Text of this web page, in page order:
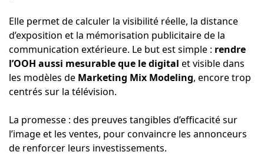
Elle permet de calculer la visibilité réelle, la distance
d’exposition et la mémorisation publicitaire de la
communication extérieure. Le but est simple : rendre
l’OOH aussi mesurable que le digital et visible dans
les modèles de Marketing Mix Modeling, encore trop
centrés sur la télévision.
La promesse : des preuves tangibles d’efficacité sur
l’image et les ventes, pour convaincre les annonceurs
de renforcer leurs investissements.